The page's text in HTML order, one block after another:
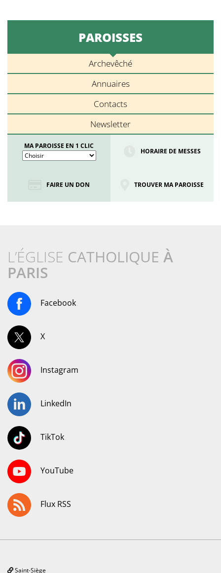
PAROISSES
Archevêché
Annuaires
Contacts
Newsletter
MA PAROISSE EN 1 CLIC
HORAIRE DE MESSES
FAIRE UN DON TROUVER MA PAROISSE
L’ÉGLISE CATHOLIQUE À
PARIS
Facebook
X
Instagram
LinkedIn
TikTok
YouTube
Flux RSS
Saint-Siège